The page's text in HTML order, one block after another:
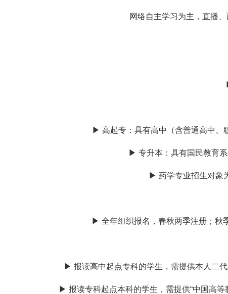
网络自主学习为主，直播
▶ 高起专：具有高中（含普通高中、
▶ 专升本：具有国民教育
▶ 药学专业招生对象
▶ 全年组织报名，春秋两季注册；秋
▶ 报读高中起点专科的学生，需提供本人二
▶ 报读专科起点本科的学生，需提供“中国高